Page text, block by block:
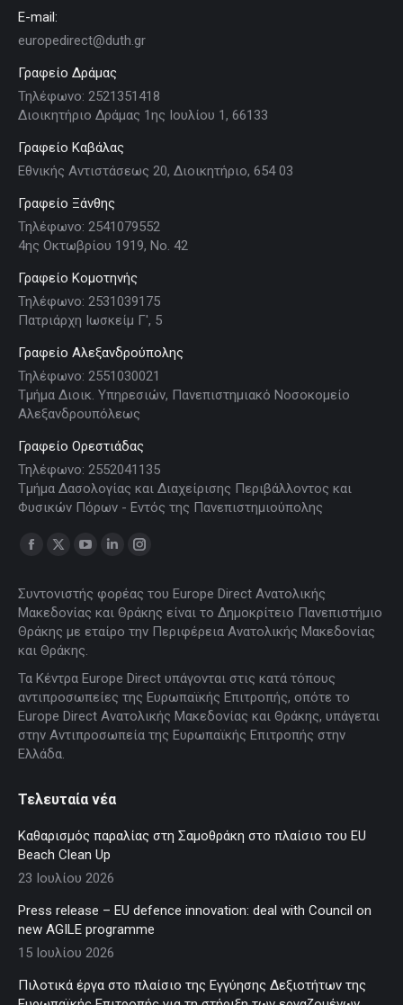
E-mail:
europedirect@duth.gr
Γραφείο Δράμας
Τηλέφωνο: 2521351418
Διοικητήριο Δράμας 1ης Ιουλίου 1, 66133
Γραφείο Καβάλας
Εθνικής Αντιστάσεως 20, Διοικητήριο, 654 03
Γραφείο Ξάνθης
Τηλέφωνο: 2541079552
4ης Οκτωβρίου 1919, Νο. 42
Γραφείο Κομοτηνής
Τηλέφωνο: 2531039175
Πατριάρχη Ιωσκείμ Γ', 5
Γραφείο Αλεξανδρούπολης
Τηλέφωνο: 2551030021
Τμήμα Διοικ. Υπηρεσιών, Πανεπιστημιακό Νοσοκομείο
Αλεξανδρουπόλεως
Γραφείο Ορεστιάδας
Τηλέφωνο: 2552041135
Τμήμα Δασολογίας και Διαχείρισης Περιβάλλοντος και
Φυσικών Πόρων - Εντός της Πανεπιστημιούπολης
Find us on:
Facebook
opens
in
new
window
X
opens
new
window
YouTube
opens
in
new
window
Linkedin
opens
window
Instagram
opens
window
Συντονιστής φορέας του Europe Direct Ανατολικής
Μακεδονίας και Θράκης είναι το Δημοκρίτειο Πανεπιστήμιο
Θράκης με εταίρο την Περιφέρεια Ανατολικής Μακεδονίας
και Θράκης.
Τα Κέντρα Europe Direct υπάγονται στις κατά τόπους
αντιπροσωπείες της Ευρωπαϊκής Επιτροπής, οπότε το
Europe Direct Ανατολικής Μακεδονίας και Θράκης, υπάγεται
στην Αντιπροσωπεία της Ευρωπαϊκής Επιτροπής στην
Ελλάδα.
Τελευταία νέα
Καθαρισμός παραλίας στη Σαμοθράκη στο πλαίσιο του EU
Beach Clean Up
23 Ιουλίου 2026
Press release – EU defence innovation: deal with Council on
new AGILE programme
15 Ιουλίου 2026
Πιλοτικά έργα στο πλαίσιο της Εγγύησης Δεξιοτήτων της